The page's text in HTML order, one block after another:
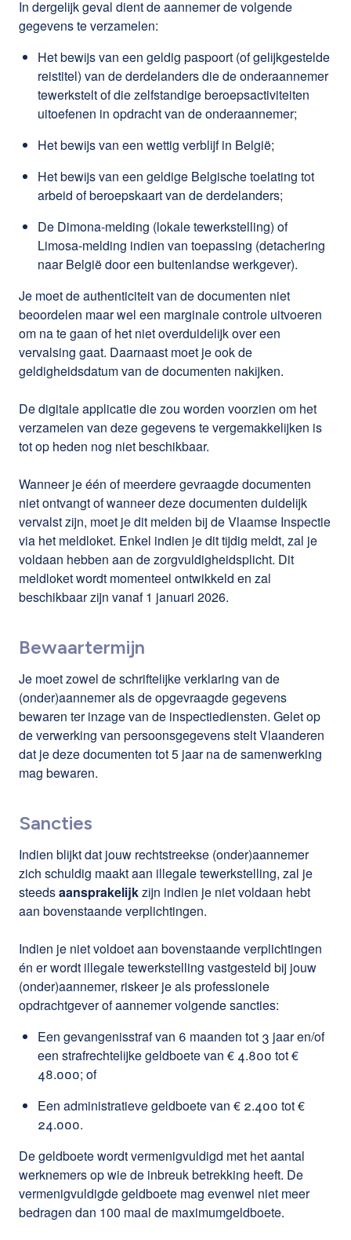
In dergelijk geval dient de aannemer de volgende
gegevens te verzamelen:
Het bewijs van een geldig paspoort (of gelijkgestelde
reistitel) van de derdelanders die de onderaannemer
tewerkstelt of die zelfstandige beroepsactiviteiten
uitoefenen in opdracht van de onderaannemer;
Het bewijs van een wettig verblijf in België;
Het bewijs van een geldige Belgische toelating tot
arbeid of beroepskaart van de derdelanders;
De Dimona-melding (lokale tewerkstelling) of
Limosa-melding indien van toepassing (detachering
naar België door een buitenlandse werkgever).
Je moet de authenticiteit van de documenten niet
beoordelen maar wel een marginale controle uitvoeren
om na te gaan of het niet overduidelijk over een
vervalsing gaat. Daarnaast moet je ook de
geldigheidsdatum van de documenten nakijken.
De digitale applicatie die zou worden voorzien om het
verzamelen van deze gegevens te vergemakkelijken is
tot op heden nog niet beschikbaar.
Wanneer je één of meerdere gevraagde documenten
niet ontvangt of wanneer deze documenten duidelijk
vervalst zijn, moet je dit melden bij de Vlaamse Inspectie
via het meldloket. Enkel indien je dit tijdig meldt, zal je
voldaan hebben aan de zorgvuldigheidsplicht. Dit
meldloket wordt momenteel ontwikkeld en zal
beschikbaar zijn vanaf 1 januari 2026.
Bewaartermijn
Je moet zowel de schriftelijke verklaring van de
(onder)aannemer als de opgevraagde gegevens
bewaren ter inzage van de inspectiediensten. Gelet op
de verwerking van persoonsgegevens stelt Vlaanderen
dat je deze documenten tot 5 jaar na de samenwerking
mag bewaren.
Sancties
Indien blijkt dat jouw rechtstreekse (onder)aannemer
zich schuldig maakt aan illegale tewerkstelling, zal je
steedsaansprakelijkzijn indien je niet voldaan hebt
aan bovenstaande verplichtingen.
Indien je niet voldoet aan bovenstaande verplichtingen
én er wordt illegale tewerkstelling vastgesteld bij jouw
(onder)aannemer, riskeer je als professionele
opdrachtgever of aannemer volgende sancties:
Een gevangenisstraf van 6 maanden tot 3 jaar en/of
een strafrechtelijke geldboete van € 4.800 tot €
48.000; of
Een administratieve geldboete van € 2.400 tot €
24.000.
De geldboete wordt vermenigvuldigd met het aantal
werknemers op wie de inbreuk betrekking heeft. De
vermenigvuldigde geldboete mag evenwel niet meer
bedragen dan 100 maal de maximumgeldboete.